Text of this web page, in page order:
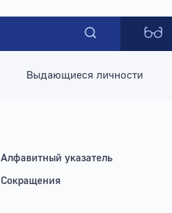
Выдающиеся личности
Алфавитный указатель
Сокращения